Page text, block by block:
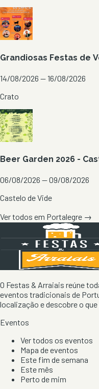
Grandiosas Festas de
14/08/2026 — 16/08/2026
Crato
Beer Garden 2026 -
06/08/2026 — 09/08/2026
Castelo de Vide
Ver todos em Portalegre →
O Festas & Arraiais reúne
eventos tradicionais de
localização e descobre o
Eventos
Ver todos os eventos
Mapa de eventos
Este fim de semana
Este mês
Perto de mim